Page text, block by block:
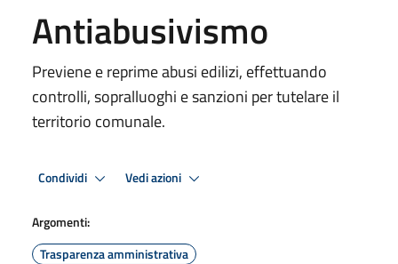
Antiabusivismo
Previene e reprime abusi edilizi, effettuando
controlli, sopralluoghi e sanzioni per tutelare il
territorio comunale.
Condividi Vedi azioni
Argomenti:
Trasparenza amministrativa